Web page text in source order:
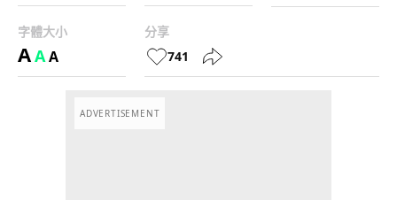
字體大小
AAA
分享
741
ADVERTISEMENT